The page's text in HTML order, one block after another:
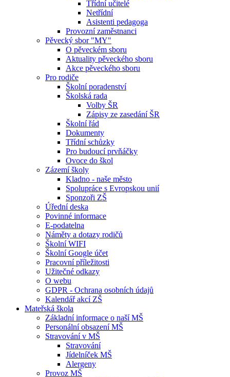
Třídní učitelé
Netřídní
Asistenti pedagoga
Provozní zaměstnanci
Pěvecký sbor "MY"
O pěveckém sboru
Aktuality pěveckého sboru
Akce pěveckého sboru
Pro rodiče
Školní poradenství
Školská rada
Volby ŠR
Zápisy ze zasedání ŠR
Školní řád
Dokumenty
Třídní schůzky
Pro budoucí prvňáčky
Ovoce do škol
Zázemí školy
Kladno - naše město
Spolupráce s Evropskou unií
Sponzoři ZŠ
Úřední deska
Povinné informace
E-podatelna
Náměty a dotazy rodičů
Školní WIFI
Školní Google účet
Pracovní příležitosti
Užitečné odkazy
O webu
GDPR - Ochrana osobních údajů
Kalendář akcí ZŠ
Mateřská škola
Základní informace o naší MŠ
Personální obsazení MŠ
Stravování v MŠ
Stravování
Jídelníček MŠ
Alergeny
Provoz MŠ